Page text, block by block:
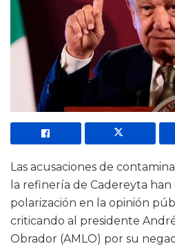
Las acusaciones de
la refinería de Cadereyta
polarización en la opinión
criticando al presidente
Obrador (AMLO) por su